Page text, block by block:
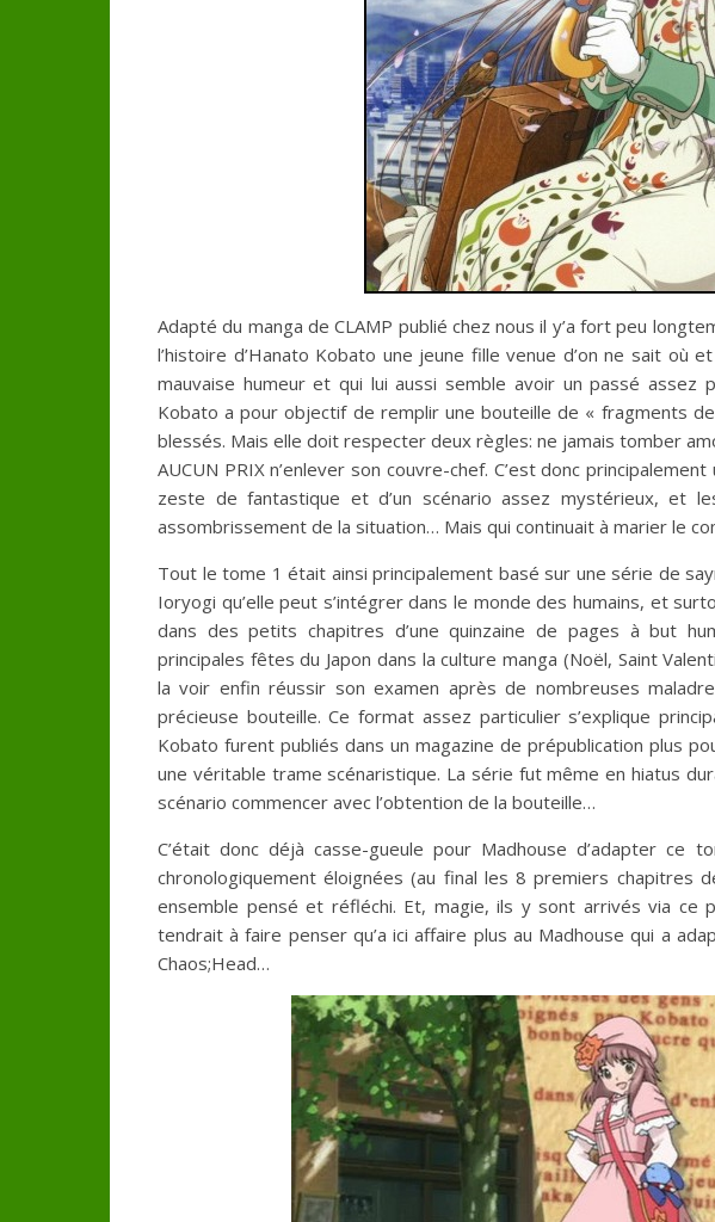
Adapté du manga de CLAMP publié chez nous il y’a fort peu
l’histoire d’Hanato Kobato une jeune fille venue d’on ne sait où
mauvaise humeur et qui lui aussi semble avoir un passé
Kobato a pour objectif de remplir une bouteille de « fragments
blessés. Mais elle doit respecter deux règles: ne jamais tomber
AUCUN PRIX n’enlever son couvre-chef. C’est donc
zeste de fantastique et d’un scénario assez mystérieux, et
assombrissement de la situation… Mais qui continuait à marier le
Tout le tome 1 était ainsi principalement basé sur une série de
Ioryogi qu’elle peut s’intégrer dans le monde des humains, et
dans des petits chapitres d’une quinzaine de pages à but
principales fêtes du Japon dans la culture manga (Noël, Saint
la voir enfin réussir son examen après de nombreuses
précieuse bouteille. Ce format assez particulier s’explique
Kobato furent publiés dans un magazine de prépublication plus
une véritable trame scénaristique. La série fut même en hiatus
scénario commencer avec l’obtention de la bouteille…
C’était donc déjà casse-gueule pour Madhouse d’adapter
chronologiquement éloignées (au final les 8 premiers chapitres
ensemble pensé et réfléchi. Et, magie, ils y sont arrivés via ce
tendrait à faire penser qu’a ici affaire plus au Madhouse qui a
Chaos;Head…